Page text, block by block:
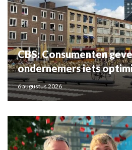
CBS: Consumenten
ondernemers iets
6 augustus 2026